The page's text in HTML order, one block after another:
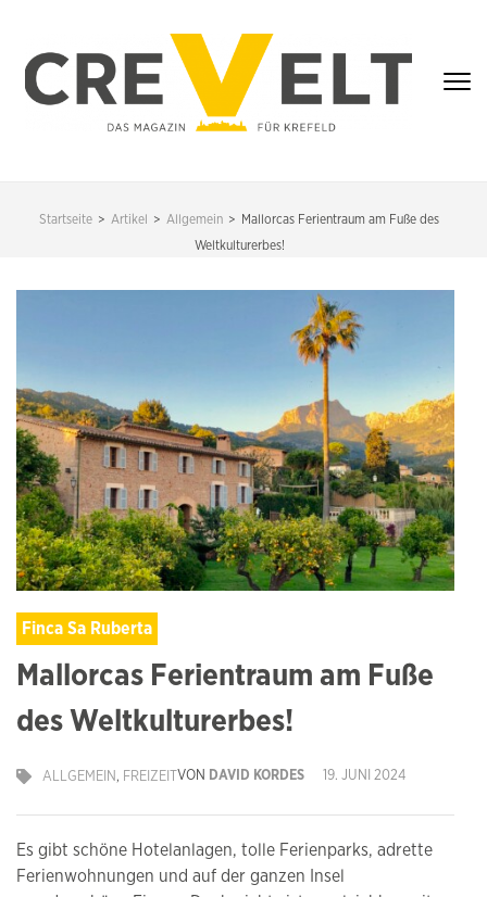
springen
(Enter
KREFELD
Startseite > Artikel > Allgemein >
Mallorcas Ferientraum am Fuße des
Weltkulturerbes!
Finca Sa Ruberta
Mallorcas Ferientraum am Fuße
des Weltkulturerbes!
VON DAVID KORDES 19. JUNI 2024
ALLGEMEIN, FREIZEIT
Es gibt schöne Hotelanlagen, tolle Ferienparks, adrette
Ferienwohnungen und auf der ganzen Insel